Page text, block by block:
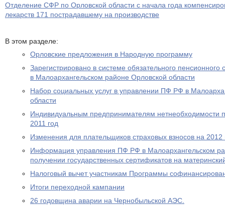
Отделение СФР по Орловской области с начала года
лекарств 171 пострадавшему на производстве
В этом разделе:
Орловские предложения в Народную программу
Зарегистрировано в системе обязательного
в Малоархангельском районе Орловской области
Набор социальных услуг в управлении ПФ РФ в
области
Индивидуальным предпринимателям нетнеобходимости
2011 год
Изменения для плательщиков страховых взносов на 2012
Информация управления ПФ РФ в Малоархангельском
получении государственных сертификатов на
Налоговый вычет участникам Программы
Итоги переходной кампании
26 годовщина аварии на Чернобыльской АЭС.